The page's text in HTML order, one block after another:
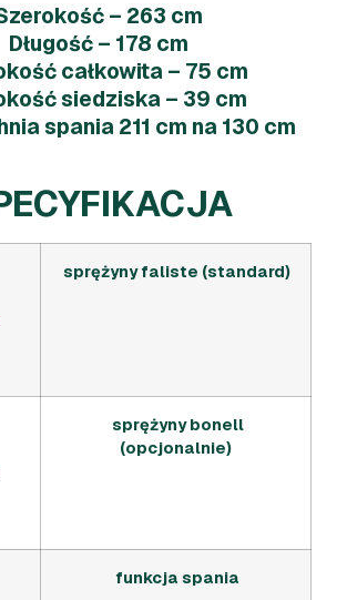
– 263 cm
Długość – 178 cm
całkowita – 75 cm
siedziska – 39 cm
spania 211 cm na 130 cm
sprężyny faliste (standard)
sprężyny bonell
(opcjonalnie)
funkcja spania